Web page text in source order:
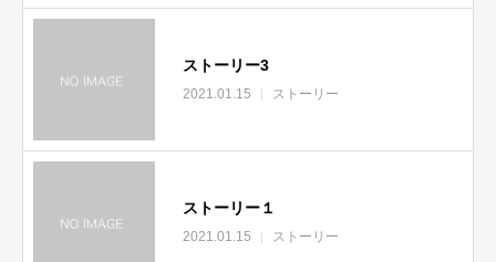
ストーリー3
2021.01.15 ストーリー
ストーリー１
2021.01.15 ストーリー